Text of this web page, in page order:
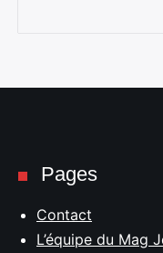
Pages
Contact
L’équipe du Mag